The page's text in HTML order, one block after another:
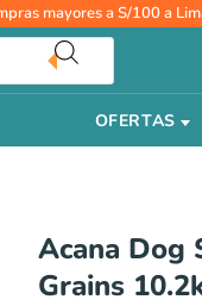
mayores a S/100 a
OFERTAS
Acana Dog
Grains
Acana
Dog
Sea
To
Fish
10.2kg
cantidad